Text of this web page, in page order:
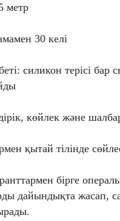
метр
30 келі
силикон терісі бар
көйлек және
қытай тілінде
бірге
дайындықта жасап,